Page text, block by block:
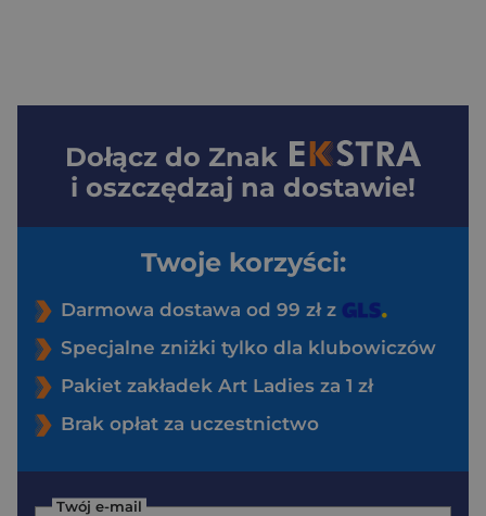
Dołącz do Znak
i oszczędzaj na dostawie!
Twoje korzyści:
Darmowa dostawa od 99 zł z
Specjalne zniżki tylko dla klubowiczów
Pakiet zakładek Art Ladies za 1 zł
Brak opłat za uczestnictwo
Twój e-mail